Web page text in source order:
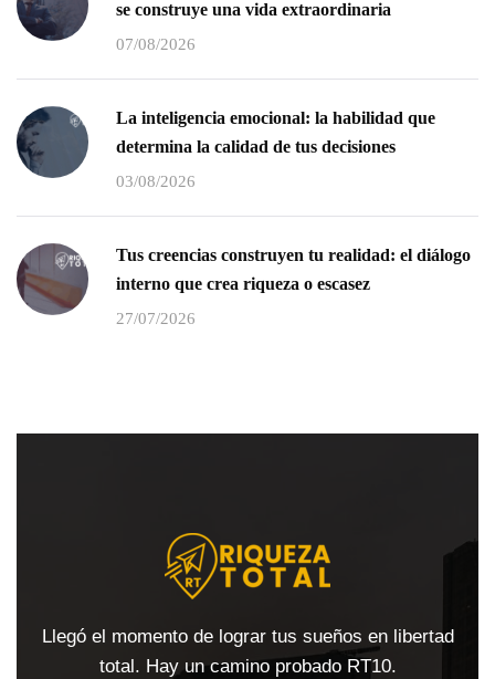
se construye una vida extraordinaria
07/08/2026
La inteligencia emocional: la habilidad que
determina la calidad de tus decisiones
03/08/2026
Tus creencias construyen tu realidad: el diálogo
interno que crea riqueza o escasez
27/07/2026
Llegó el momento de lograr tus sueños en libertad
total. Hay un camino probado RT10.